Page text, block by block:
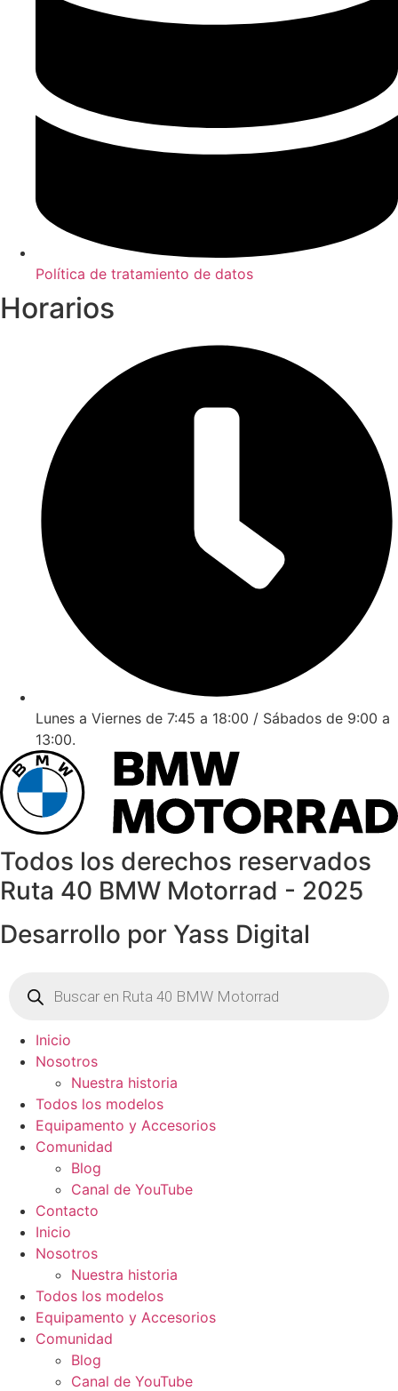
Política de tratamiento de datos
Horarios
Lunes a Viernes de 7:45 a 18:00 / Sábados de 9:00 a
13:00.
Todos los derechos reservados
Ruta 40 BMW Motorrad - 2025
Desarrollo por Yass Digital
productos
Inicio
Nosotros
Nuestra historia
Todos los modelos
Equipamento y Accesorios
Comunidad
Blog
Canal de YouTube
Contacto
Inicio
Nosotros
Nuestra historia
Todos los modelos
Equipamento y Accesorios
Comunidad
Blog
Canal de YouTube